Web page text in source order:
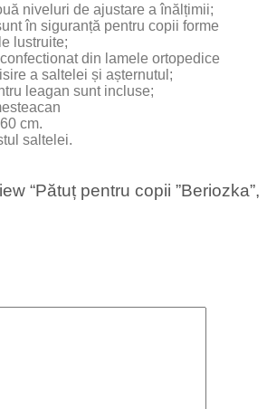
niveluri de ajustare a înălțimii;
în siguranță pentru copii forme
lustruite;
din lamele ortopedice
a saltelei și așternutul;
leagan sunt incluse;
cm.
saltelei.
“Pătuț pentru copii ”Beriozka”,